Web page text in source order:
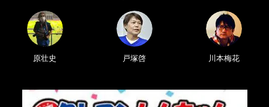
原壮史 戸塚啓 川本梅花